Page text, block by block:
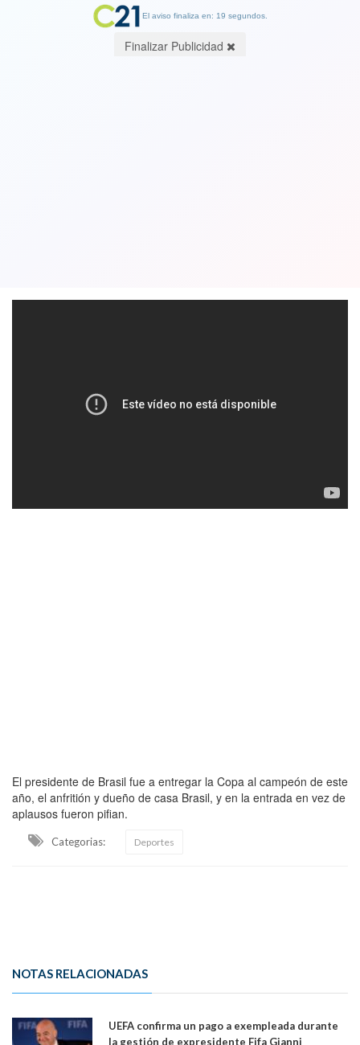
El presidente de Brasil fue a entregar la Copa al campeón de este
año, el anfritión y dueño de casa Brasil, y en la entrada en vez de
aplausos fueron pifian.
Categorias: Deportes
NOTAS RELACIONADAS
UEFA confirma un pago a exempleada durante
la gestión de expresidente Fifa Gianni
El aviso finaliza en: 19 segundos.
Finalizar Publicidad